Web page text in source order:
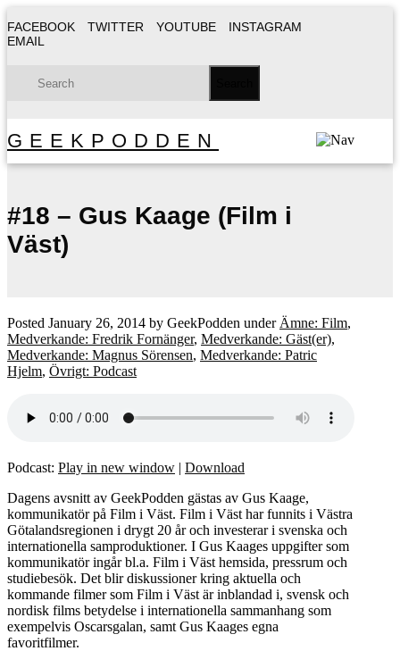
FACEBOOK TWITTER YOUTUBE
INSTAGRAM
EMAIL
GEEKPODDEN
#18 – Gus Kaage (Film i
Väst)
Posted January 26, 2014 by GeekPodden under Ämne: Film,
Medverkande: Fredrik Fornänger, Medverkande: Gäst(er),
Medverkande: Magnus Sörensen, Medverkande: Patric
Hjelm, Övrigt: Podcast
Podcast: Play in new window | Download
Dagens avsnitt av GeekPodden gästas av Gus Kaage,
kommunikatör på Film i Väst. Film i Väst har funnits i Västra
Götalandsregionen i drygt 20 år och investerar i svenska och
internationella samproduktioner. I Gus Kaages uppgifter som
kommunikatör ingår bl.a. Film i Väst hemsida, pressrum och
studiebesök. Det blir diskussioner kring aktuella och
kommande filmer som Film i Väst är inblandad i, svensk och
nordisk films betydelse i internationella sammanhang som
exempelvis Oscarsgalan, samt Gus Kaages egna
favoritfilmer.